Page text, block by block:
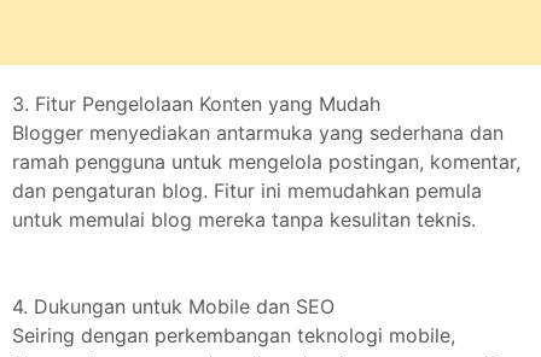
3. Fitur Pengelolaan Konten yang Mudah
Blogger menyediakan antarmuka yang sederhana dan
ramah pengguna untuk mengelola postingan, komentar,
dan pengaturan blog. Fitur ini memudahkan pemula
untuk memulai blog mereka tanpa kesulitan teknis.
4. Dukungan untuk Mobile dan SEO
Seiring dengan perkembangan teknologi mobile,